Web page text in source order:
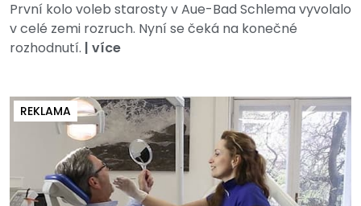
První kolo voleb starosty v Aue-Bad Schlema vyvolalo
v celé zemi rozruch. Nyní se čeká na konečné
rozhodnutí. | více
REKLAMA